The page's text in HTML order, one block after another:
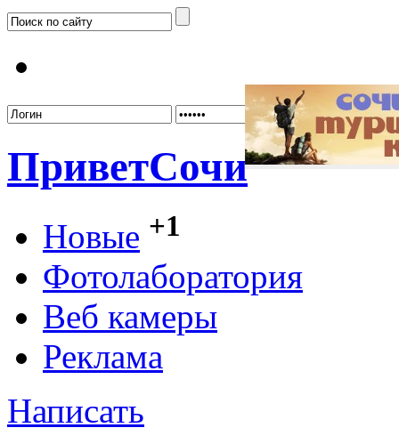
ПриветСочи
Новые +1
Фотолаборатория
Веб камеры
Реклама
Написать